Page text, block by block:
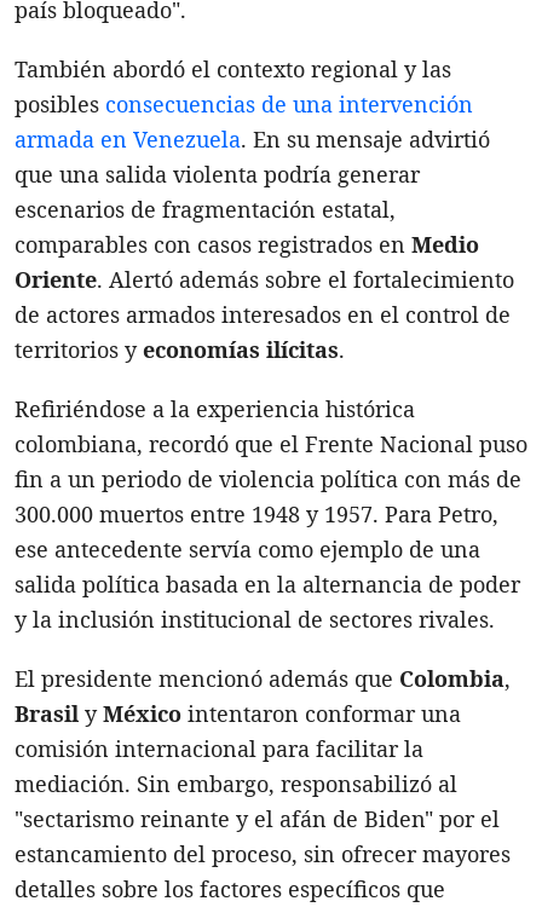
país bloqueado".
También abordó el contexto regional y las
posibles consecuencias de una intervención
armada en Venezuela. En su mensaje advirtió
que una salida violenta podría generar
escenarios de fragmentación estatal,
comparables con casos registrados en Medio
Oriente. Alertó además sobre el fortalecimiento
de actores armados interesados en el control de
territorios yeconomías ilícitas.
Refiriéndose a la experiencia histórica
colombiana, recordó que el Frente Nacional puso
fin a un periodo de violencia política con más de
300.000 muertos entre 1948 y 1957. Para Petro,
ese antecedente servía como ejemplo de una
salida política basada en la alternancia de poder
y la inclusión institucional de sectores rivales.
El presidente mencionó además que Colombia,
Brasil yMéxico intentaron conformar una
comisión internacional para facilitar la
mediación. Sin embargo, responsabilizó al
"sectarismo reinante y el afán de Biden" por el
estancamiento del proceso, sin ofrecer mayores
detalles sobre los factores específicos que